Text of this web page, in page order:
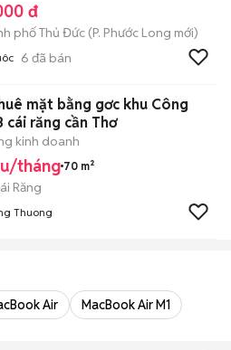
đ
phố Thủ Đức (P. Phước Long mới)
6 đã bán
mặt bằng gơc khu Công
cái răng cần Thơ
kinh doanh
tháng 70 m²
Răng
Thuong
Air MacBook Air M1